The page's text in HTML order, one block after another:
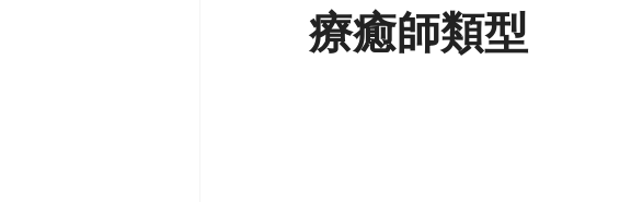
療癒師類型